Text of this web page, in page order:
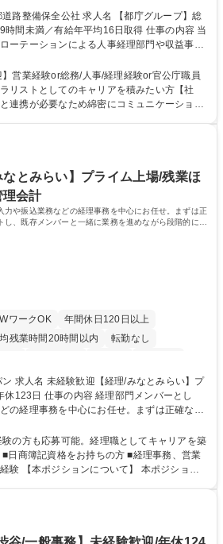
当あり 食事補助あり
求人名 【都庁グループ】総
／有給年平均16日取得 仕事の内容 当
ーテーションによる人事経理部門や収益事業
広い部署での業務をお任せいたします。研修
ます！ ※下記業務詳細 【業務詳細】■
など当公社の運営に係る管理業務 ■収益部
運営、新宿駅西口広場の「イベントコーナ
学ツアー事業 ※入社後は上記いずれかの部門
める業務 募集職種 【都庁グル
月平均9時間未満／有給年平均16日取得
営業経験or総務/人事/経理経験or官公庁職員
リストとしてのキャリアを積みたい方【社
連携が必要なため綿密にコミュニケーション
験できます。 ■様々なプロジェクト：駐車場
に設置された照明を兼ねた広告「ブライトサ
、事業収益を生み出す活動を積極的に行って
とみらい】プライム上場/残業ほ
理会計
力や振込業務などの経理事務を中心にお任せ。まずは正
、既存メンバーと一緒に業務を進めながら段階的に経
ワークOK
年間休日120日以上
残業時間20時間以内
転勤なし
駅近5分以内 土日祝休み
服装自由
】プ
門メンバーとし
の経理事務を中心にお任せ。まずは正確な入
、既存メンバーと一緒に業務を進めながら段
【具体的には】 ■社内稟議に
業務 ■明細作成 ■伝票処理、記帳業務 ■既存
来的には】 ■月次決算補助 ■四半期・年次決
の方も応募可能。経理職としてキャリアを築
日商簿記資格をお持ちの方 ■経理事務、営業
ジション
算・四半期決算・開示資料作成補助などへス
、残業は通常月ほぼなく、決算月でも10時間
して専門性を身につけられる環境です。 学